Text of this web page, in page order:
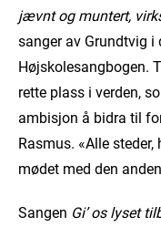
jævnt og muntert,
sanger av Grundtvig
Højskolesangbogen.
rette plass i verden,
ambisjon å bidra til
Rasmus. «Alle
mødet med den
Sangen Gi’ os lyset